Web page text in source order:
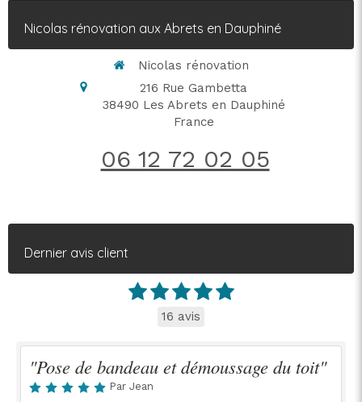
Nicolas rénovation aux Abrets en Dauphiné
Nicolas rénovation
216 Rue Gambetta
38490 Les Abrets en Dauphiné
France
06 12 72 02 05
Dernier avis client
16 avis
"Pose de bandeau et démoussage du toit"
Par Jean